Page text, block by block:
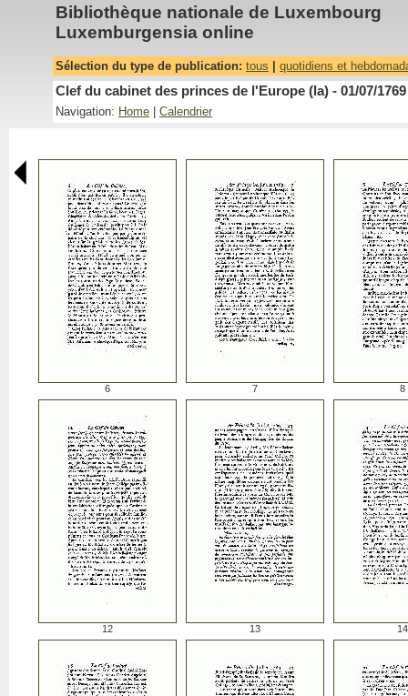
Bibliothèque nationale de Luxembourg
Luxemburgensia online
Sélection du type de publication: tous quotidiens et
Clef du cabinet des princes de l'Europe (la) - 01/07/1769
Navigation: Home Calendrier
6 7 8
12 13 14